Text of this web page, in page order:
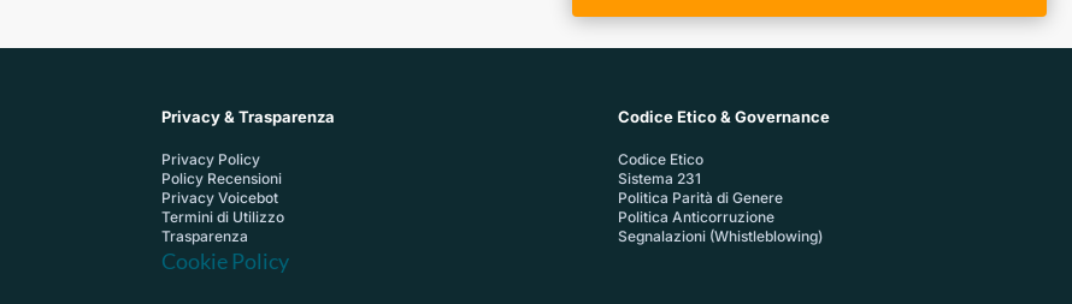
Privacy & Trasparenza
Privacy Policy
Policy Recensioni
Privacy Voicebot
Termini di Utilizzo
Trasparenza
Cookie Policy
Codice Etico & Governance
Codice Etico
Sistema 231
Politica Parità di Genere
Politica Anticorruzione
Segnalazioni (Whistleblowing)